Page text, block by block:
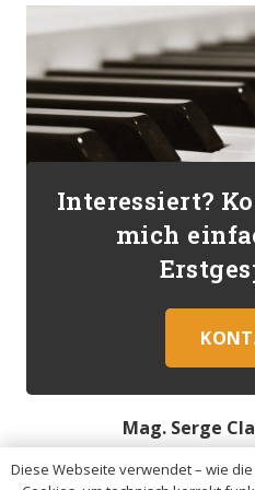
Interessiert?
mich
Mag. Serge
Diese Webseite verwendet – wie